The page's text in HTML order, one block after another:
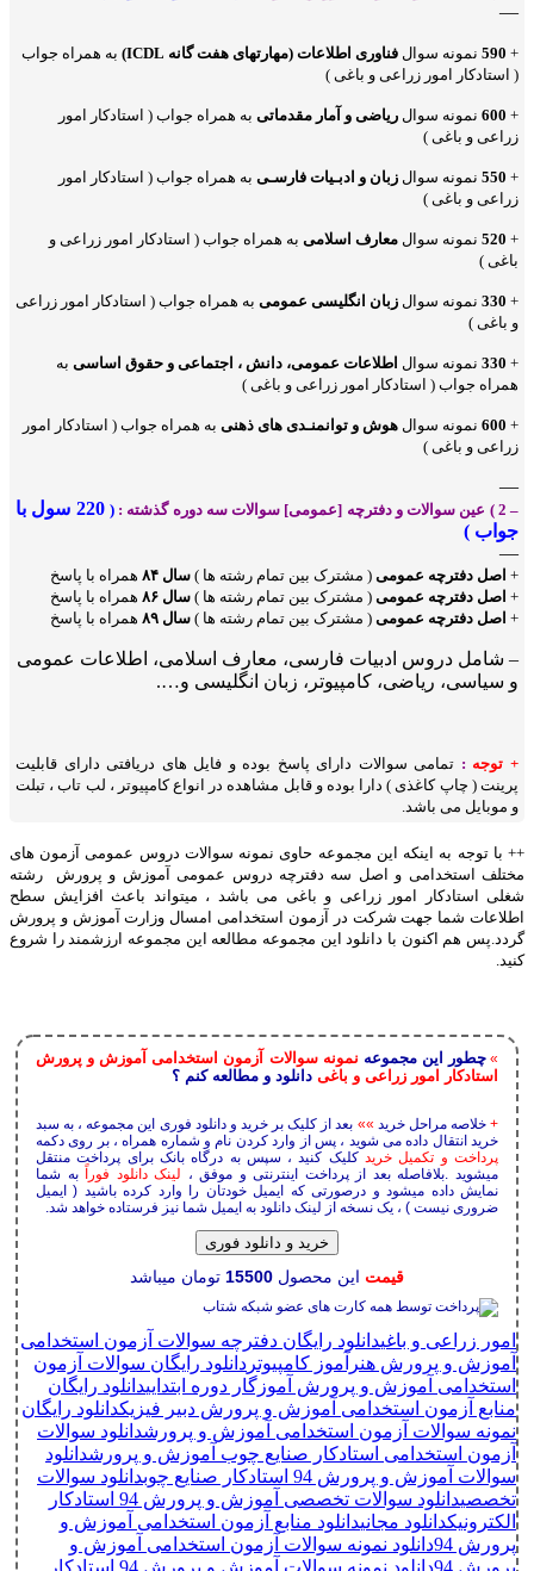
—
+ نمونه سوال فناوری اطلاعات (مهارتهای هفت گانه ICDL)
به همراه جواب
( استادکار امور زراعی و باغی )
+
600 نمونه سوال ریاضی و آمار مقدماتی به همراه جواب ( استادکار امور
زراعی و باغی )
+
550 نمونه سوال زبان و ادبـیات فارسـی به همراه جواب ( استادکار امور
زراعی و باغی )
+
520 نمونه سوال معارف اسلامی به همراه جواب ( استادکار امور زراعی و
باغی )
+
330 نمونه سوال زبان انگلیسی عمومی به همراه جواب ( استادکار امور زراعی
و باغی )
+
330 نمونه سوال اطلاعات عمومی، دانش ، اجتماعی و حقوق اساسی به
همراه جواب ( استادکار امور زراعی و باغی )
+
600 نمونه سوال هوش و توانمنـدی های ذهنی به همراه جواب ( استادکار امور
زراعی و باغی )
—
– 2 ) عین سوالات و دفترچه [عمومی] سوالات سه دوره گذشته : (
220 سول با
جواب )
—
+ اصل دفترچه عمومی ( مشترک بین تمام رشته ها ) سال ۸۴
همراه با پاسخ
+ اصل دفترچه عمومی ( مشترک بین تمام رشته ها ) سال ۸۶
همراه با پاسخ
+ اصل دفترچه عمومی ( مشترک بین تمام رشته ها ) سال ۸۹ همراه با پاسخ
– شامل دروس ادبیات فارسی، معارف اسلامی، اطلاعات عمومی
و سیاسی، ریاضی، کامپیوتر، زبان انگلیسی و….
+ توجه : تمامی سوالات دارای پاسخ بوده و فایل های دریافتی دارای قابلیت
پرینت ( چاپ کاغذی ) دارا بوده و قابل مشاهده در انواع کامپیوتر ، لب تاب ، تبلت
و موبایل می باشد.
++ با توجه به اینکه این مجموعه حاوی نمونه سوالات دروس عمومی آزمون های
مختلف استخدامی و اصل سه دفترچه دروس عمومی آموزش و پرورش رشته
شغلی استادکار امور زراعی و باغی می باشد ، میتواند باعث افزایش سطح
اطلاعات شما جهت شرکت در آزمون استخدامی امسال وزارت آموزش و پرورش
گردد.پس هم اکنون با دانلود این مجموعه مطالعه این مجموعه ارزشمند را شروع
کنید.
»چطور این مجموعه نمونه سوالات آزمون استخدامی آموزش و پرورش
استادکار امور زراعی و باغی دانلود و مطالعه کنم ؟
+خلاصه مراحل خرید »» بعد از کلیک بر خرید و دانلود فوری این مجموعه ، به سبد
خرید انتقال داده می شوید ، پس از وارد کردن نام و شماره همراه ، بر روی دکمه
پرداخت و تکمیل خریدکلیک کنید ، سپس به درگاه بانک برای پرداخت منتقل
میشوید .بلافاصله بعد از پرداخت اینترنتی و موفق ، لینک دانلود فوراً
به شما
نمایش داده میشود و درصورتی که ایمیل خودتان را وارد کرده باشید ( ایمیل
ضروری نیست ) ، یک نسخه از لینک دانلود به ایمیل شما نیز فرستاده خواهد شد.
خرید و دانلود فوری
قیمت این محصول 15500 تومان میباشد
امور زراعی و باغیدانلود رایگان دفترچه سوالات آزمون استخدامی
آموزش و پرورش هنرآموز کامپیوتر دانلود رایگان سوالات آزمون
استخدامی آموزش و پرورش آموزگار دوره ابتداییدانلود رایگان
منابع آزمون استخدامی آموزش و پرورش دبیر فیزیکدانلود رایگان
نمونه سوالات آزمون استخدامی آموزش و پرورشدانلود سوالات
آزمون استخدامی استادکار صنایع چوب آموزش و پرورشدانلود
سوالات آموزش و پرورش 94 استادکار صنایع چوب
دانلود سوالات
تخصصی
دانلود سوالات تخصصی آموزش و پرورش 94 استادکار
الکترونیکدانلود مجانیدانلود منابع آزمون استخدامی آموزش و
پرورش 94
دانلود نمونه سوالات آزمون استخدامی آموزش و